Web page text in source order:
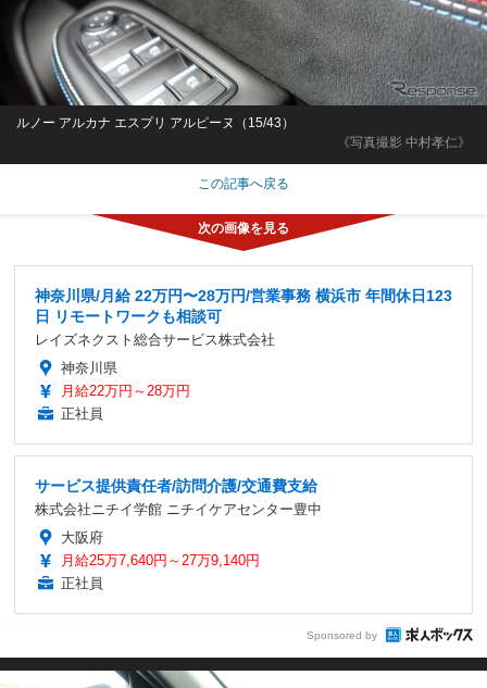
《写真撮影 中村孝仁》
ルノー アルカナ エスプリ アルピーヌ（15/43）
この記事へ戻る
神奈川県/月給 22万円〜28万円/営業事務 横浜市 年間休日123
日 リモートワークも相談可
レイズネクスト総合サービス株式会社
神奈川県
月給22万円～28万円
正社員
サービス提供責任者/訪問介護/交通費支給
株式会社ニチイ学館 ニチイケアセンター豊中
大阪府
月給25万7,640円～27万9,140円
正社員
Sponsored by